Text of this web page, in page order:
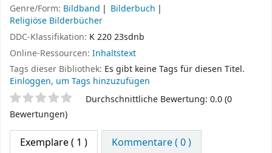
Genre/Form: Bildband
Bilderbuch
Religiöse Bilderbücher
DDC-Klassifikation: K 220 23sdnb
Online-Ressourcen: Inhaltstext
Tags dieser Bibliothek: Es gibt keine Tags für diesen Titel.
Einloggen, um Tags hinzuzufügen
SternchenbewertungDurchschnittliche Bewertung: 0.0 (0
Bewertungen)
Exemplare( 1 ) Kommentare ( 0 )